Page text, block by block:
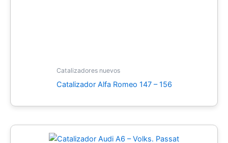
Catalizadores nuevos
Catalizador Alfa Romeo 147 – 156